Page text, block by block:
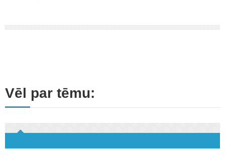
Vēl par tēmu: